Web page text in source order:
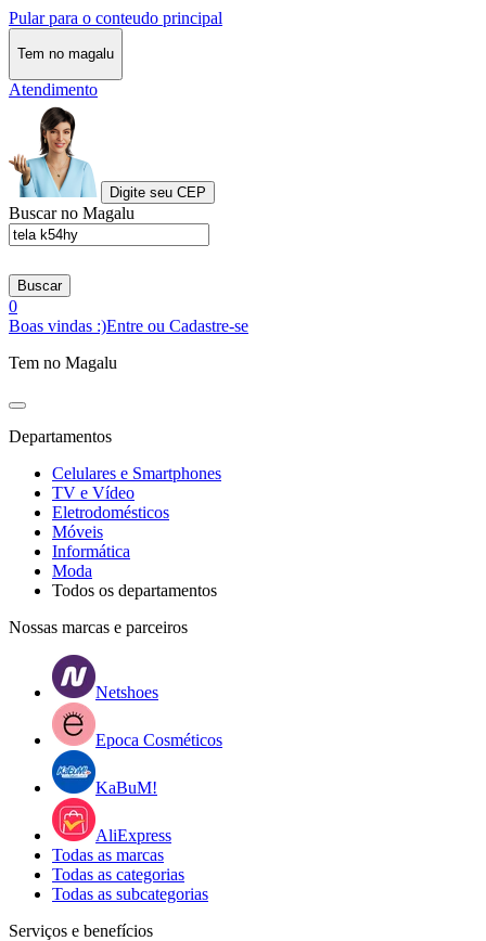
Pular para o conteudo principal
Tem no magalu
Atendimento
Digite seu CEP
Buscar no Magalu
Buscar
0
Boas vindas :)Entre ou Cadastre-se
Tem no Magalu
Departamentos
Celulares e Smartphones
TV e Vídeo
Eletrodomésticos
Móveis
Informática
Moda
Todos os departamentos
Nossas marcas e parceiros
Netshoes
Epoca Cosméticos
KaBuM!
AliExpress
Todas as marcas
Todas as categorias
Todas as subcategorias
Serviços e benefícios